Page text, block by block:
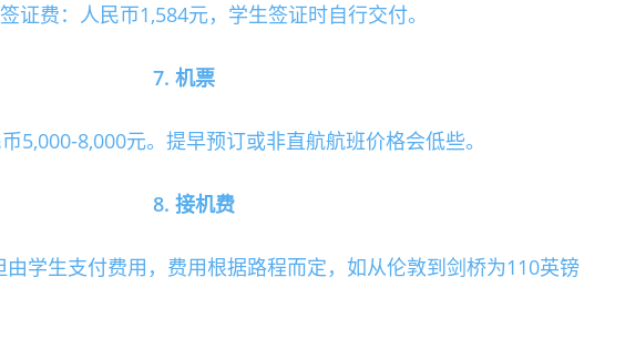
证费：人民帀1,584元，学生签证时自行交付。
7. 机票
5,000-8,000元。提早预订或非直航航班价格会低些。
8. 接机费
学生支付费用，费用根据路程而定，如从伦敦到剑桥为110英镑